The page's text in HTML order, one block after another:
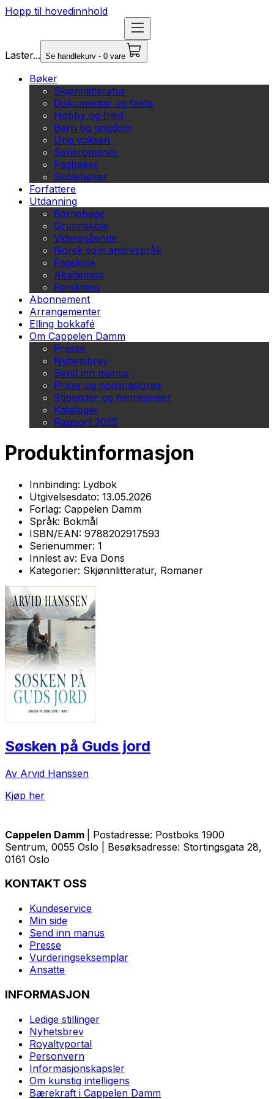
Hopp til hovedinnhold
Laster... Se handlekurv - 0 vare
Bøker
Skjønnlitteratur
Dokumentar og fakta
Hobby og fritid
Barn og ungdom
Ung voksen
Serieromaner
Fagbøker
Skolebøker
Forfattere
Utdanning
Barnehage
Grunnskole
Videregående
Norsk som andrespråk
Fagskole
Akademisk
Forskning
Abonnement
Arrangementer
Elling bokkafé
Om Cappelen Damm
Presse
Nyhetsbrev
Send inn manus
Priser og nominasjoner
Stipender og minnepriser
Kataloger
Rapport 2025
Produktinformasjon
Innbinding: Lydbok
Utgivelsesdato: 13.05.2026
Forlag: Cappelen Damm
Språk: Bokmål
ISBN/EAN: 9788202917593
Serienummer: 1
Innlest av: Eva Dons
Kategorier: Skjønnlitteratur, Romaner
Søsken på Guds jord
Av Arvid Hanssen
Kjøp her
Cappelen Damm
| Postadresse: Postboks 1900
Sentrum, 0055 Oslo | Besøksadresse: Stortingsgata 28,
0161 Oslo
KONTAKT OSS
Kundeservice
Min side
Send inn manus
Presse
Vurderingseksemplar
Ansatte
INFORMASJON
Ledige stillinger
Nyhetsbrev
Royaltyportal
Personvern
Informasjonskapsler
Om kunstig intelligens
Bærekraft i Cappelen Damm